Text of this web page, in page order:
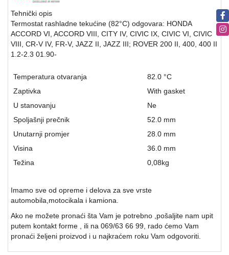
Tehnički opis
Termostat rashladne tekućine (82°C) odgovara: HONDA
ACCORD VI, ACCORD VIII, CITY IV, CIVIC IX, CIVIC VI, CIVIC
VIII, CR-V IV, FR-V, JAZZ II, JAZZ III; ROVER 200 II, 400, 400 II
1.2-2.3 01.90-
Temperatura otvaranja
82.0 °C
Zaptivka
With gasket
U stanovanju
Ne
Spoljašnji prečnik
52.0 mm
Unutarnji promjer
28.0 mm
Visina
36.0 mm
Težina
0,08kg
Imamo sve od opreme i delova za sve vrste
automobila,motocikala i kamiona.
Ako ne možete pronaći šta Vam je potrebno ,pošaljite nam upit
putem kontakt forme , ili na 069/63 66 99, rado ćemo Vam
pronaći željeni proizvod i u najkraćem roku Vam odgovoriti.